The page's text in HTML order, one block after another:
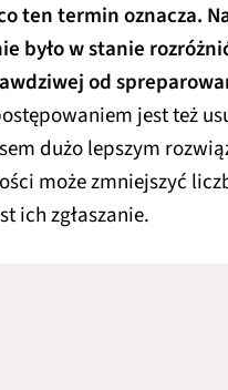
ten termin oznacza.
było w stanie
od
jest też
dużo lepszym
może zmniejszyć
ich zgłaszanie.